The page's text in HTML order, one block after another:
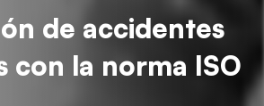
de accidentes
con la norma ISO